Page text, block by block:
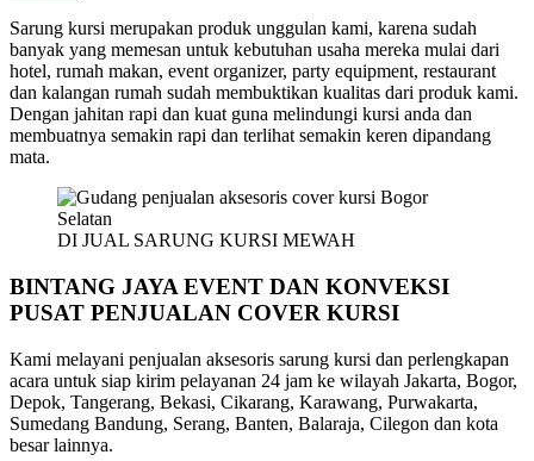
Sarung kursi merupakan produk unggulan kami, karena sudah
banyak yang memesan untuk kebutuhan usaha mereka mulai dari
hotel, rumah makan, event organizer, party equipment, restaurant
dan kalangan rumah sudah membuktikan kualitas dari produk kami.
Dengan jahitan rapi dan kuat guna melindungi kursi anda dan
membuatnya semakin rapi dan terlihat semakin keren dipandang
mata.
DI JUAL SARUNG KURSI MEWAH
BINTANG JAYA EVENT DAN KONVEKSI
PUSAT PENJUALAN COVER KURSI
Kami melayani penjualan aksesoris sarung kursi dan perlengkapan
acara untuk siap kirim pelayanan 24 jam ke wilayah Jakarta, Bogor,
Depok, Tangerang, Bekasi, Cikarang, Karawang, Purwakarta,
Sumedang Bandung, Serang, Banten, Balaraja, Cilegon dan kota
besar lainnya.